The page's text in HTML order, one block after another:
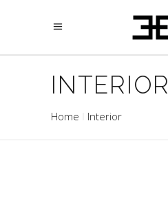
INTERIOR
Home Interior